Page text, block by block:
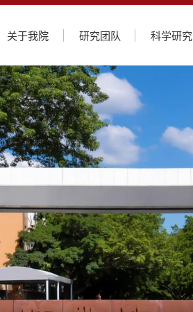
关于我院 研究团队 科学研究